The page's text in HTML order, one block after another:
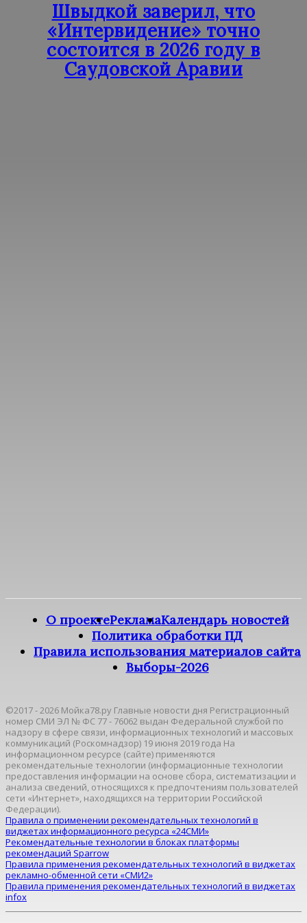
Швыдкой заверил, что
«Интервидение» точно
состоится в 2026 году в
Саудовской Аравии
О проектеРекламаКалендарь новостей
Политика обработки ПД
Правила использования материалов сайта
Выборы-2026
©2017 - 2026 Мойка78.ру Главные новости дня Регистрационный
номер СМИ ЭЛ № ФС 77 - 76062 выдан Федеральной службой по
надзору в сфере связи, информационных технологий и массовых
коммуникаций (Роскомнадзор) 19 июня 2019 года На
информационном ресурсе (сайте) применяются
рекомендательные технологии (информационные технологии
предоставления информации на основе сбора, систематизации и
анализа сведений, относящихся к предпочтениям пользователей
сети «Интернет», находящихся на территории Российской
Федерации).
Правила о применении рекомендательных технологий в
виджетах информационного ресурса «24СМИ»
Рекомендательные технологии в блоках платформы
рекомендаций Sparrow
Правила применения рекомендательных технологий в виджетах
рекламно-обменной сети «СМИ2»
Правила применения рекомендательных технологий в виджетах
infox